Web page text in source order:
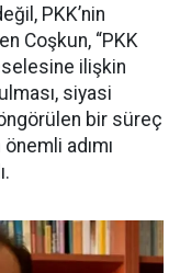
PKK’nin
Coşkun, “PKK
ilişkin
siyasi
bir süreç
adımı